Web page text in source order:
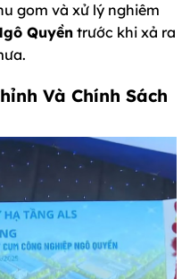
gom và xử lý nghiêm
Quyền trước khi xả ra
Và Chính Sách